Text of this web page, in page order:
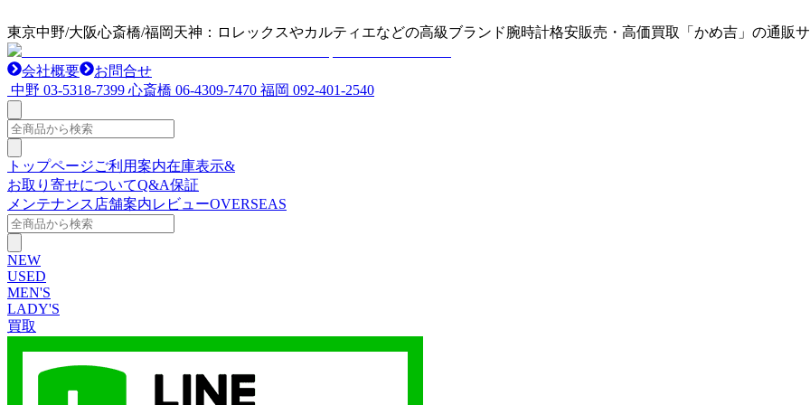
東京中野/大阪心斎橋/福岡天神：ロレックスやカルティエなどの高級ブランド腕時計格安販売・高価買取「かめ吉」の通販
会社概要
お問合せ
中野 03-5318-7399 心斎橋 06-4309-7470 福岡 092-401-2540
トップページご利用案内在庫表示&
お取り寄せについてQ&A保証
メンテナンス 店舗案内レビューOVERSEAS
NEW
USED
MEN'S
LADY'S
買取